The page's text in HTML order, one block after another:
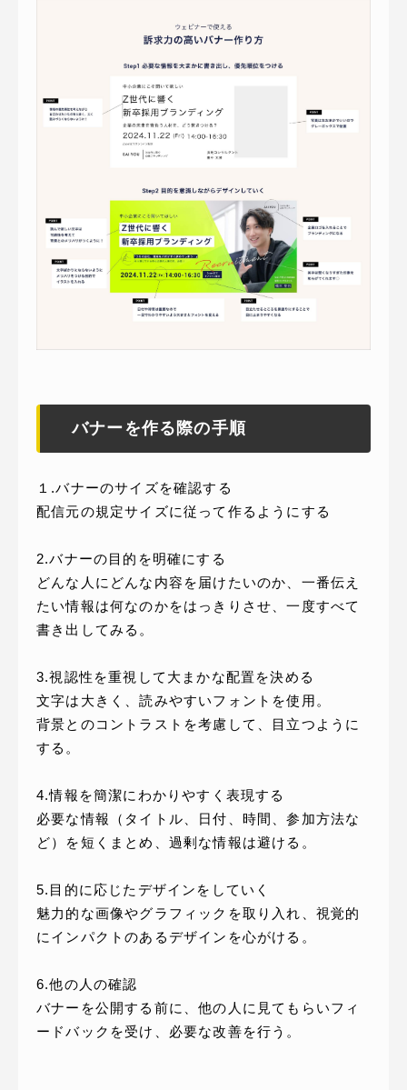
バナーを作る際の手順
１.バナーのサイズを確認する
配信元の規定サイズに従って作るようにする
2.バナーの目的を明確にする
どんな人にどんな内容を届けたいのか、一番伝え
たい情報は何なのかをはっきりさせ、一度すべて
書き出してみる。
3.視認性を重視して大まかな配置を決める
文字は大きく、読みやすいフォントを使用。
背景とのコントラストを考慮して、目立つように
する。
4.情報を簡潔にわかりやすく表現する
必要な情報（タイトル、日付、時間、参加方法な
ど）を短くまとめ、過剰な情報は避ける。
5.目的に応じたデザインをしていく
魅力的な画像やグラフィックを取り入れ、視覚的
にインパクトのあるデザインを心がける。
6.他の人の確認
バナーを公開する前に、他の人に見てもらいフィ
ードバックを受け、必要な改善を行う。